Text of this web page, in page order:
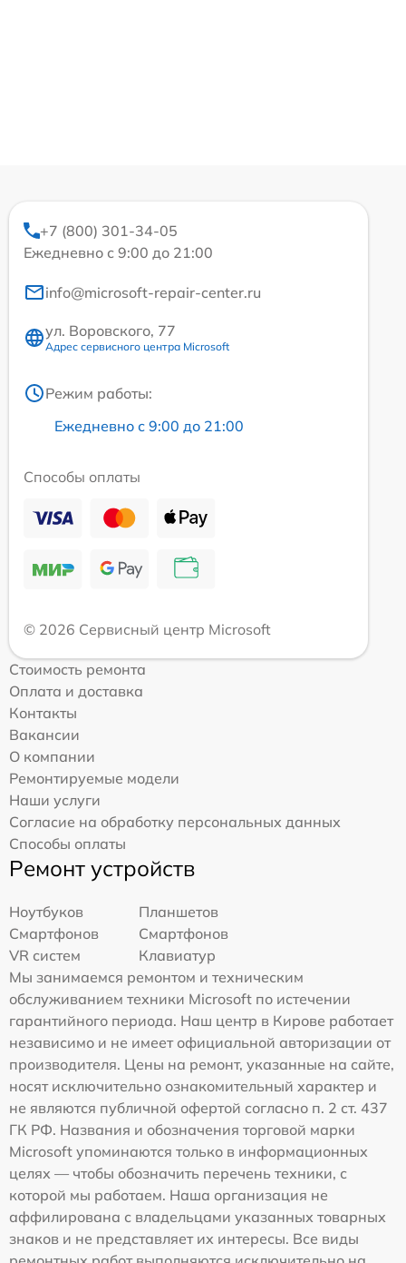
+7 (800) 301-34-05
Ежедневно с 9:00 до 21:00
info@microsoft-repair-center.ru
ул. Воровского, 77
Адрес сервисного центра Microsoft
Режим работы:
Ежедневно с 9:00 до 21:00
Способы оплаты
© 2026 Сервисный центр Microsoft
Стоимость ремонта
Оплата и доставка
Контакты
Вакансии
О компании
Ремонтируемые модели
Наши услуги
Согласие на обработку персональных данных
Способы оплаты
Ремонт устройств
Ноутбуков
Планшетов
Смартфонов
Смартфонов
VR систем
Клавиатур
Мы занимаемся ремонтом и техническим
обслуживанием техники Microsoft по истечении
гарантийного периода. Наш центр в Кирове работает
независимо и не имеет официальной авторизации от
производителя. Цены на ремонт, указанные на сайте,
носят исключительно ознакомительный характер и
не являются публичной офертой согласно п. 2 ст. 437
ГК РФ. Названия и обозначения торговой марки
Microsoft упоминаются только в информационных
целях — чтобы обозначить перечень техники, с
которой мы работаем. Наша организация не
аффилирована с владельцами указанных товарных
знаков и не представляет их интересы. Все виды